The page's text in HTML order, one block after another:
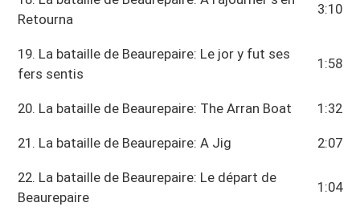
Retourna
3:10
19. La bataille de Beaurepaire: Le jor y fut ses
fers sentis
1:58
20. La bataille de Beaurepaire: The Arran Boat 1:32
21. La bataille de Beaurepaire: A Jig 2:07
22. La bataille de Beaurepaire: Le départ de
Beaurepaire
1:04